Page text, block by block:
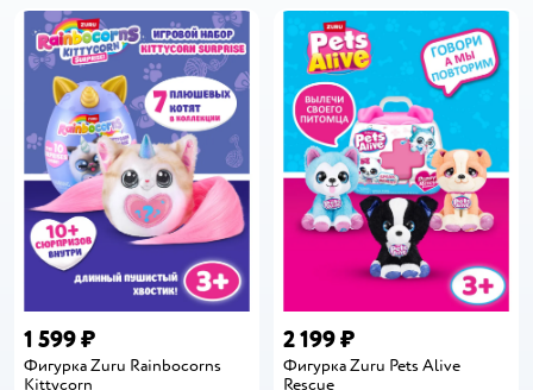
1 599 ₽
Фигурка Zuru Rainbocorns
Kittycorn
2 199 ₽
Фигурка Zuru Pets Alive
Rescue